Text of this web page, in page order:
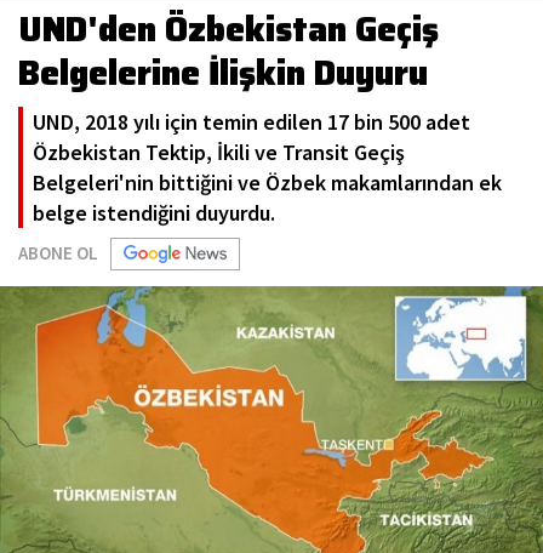
UND'den Özbekistan Geçiş
Belgelerine İlişkin Duyuru
UND, 2018 yılı için temin edilen 17 bin 500 adet
Özbekistan Tektip, İkili ve Transit Geçiş
Belgeleri'nin bittiğini ve Özbek makamlarından ek
belge istendiğini duyurdu.
ABONE OL